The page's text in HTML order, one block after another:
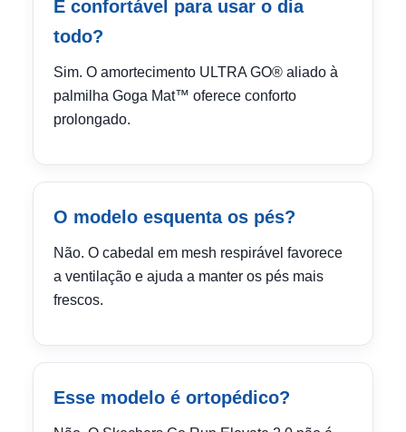
É confortável para usar o dia
todo?
Sim. O amortecimento ULTRA GO® aliado à
palmilha Goga Mat™ oferece conforto
prolongado.
O modelo esquenta os pés?
Não. O cabedal em mesh respirável favorece
a ventilação e ajuda a manter os pés mais
frescos.
Esse modelo é ortopédico?